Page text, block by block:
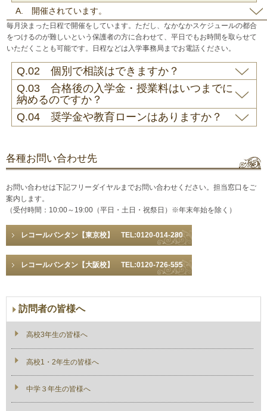
A. 開催されています。
毎月決まった日程で開催をしています。ただし、なかなかスケジュールの都合
をつけるのが難しいという保護者の方に合わせて、平日でもお時間を取らせて
いただくことも可能です。日程などは入学事務局までお電話ください。
Q.02 個別で相談はできますか？
Q.03 合格後の入学金・授業料はいつまでに
納めるのですか？
Q.04 奨学金や教育ローンはありますか？
各種お問い合わせ先
お問い合わせは下記フリーダイヤルまでお問い合わせください。担当窓口をご
案内します。
（受付時間：10:00～19:00（平日・土日・祝祭日）※年末年始を除く）
レコールバンタン【東京校】 TEL:0120-014-280
レコールバンタン【大阪校】 TEL:0120-726-555
訪問者の皆様へ
高校3年生の皆様へ
高校1・2年生の皆様へ
中学３年生の皆様へ